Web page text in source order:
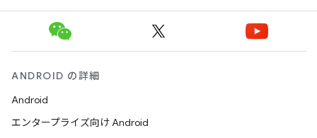
ANDROID の詳細
Android
エンタープライズ向け Android